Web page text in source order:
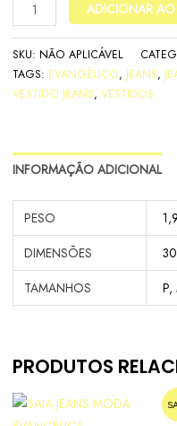
ADICIONAR
SKU: NÃO APLICÁVEL
TAGS: EVANGÉLICO, JEANS,
VESTIDO JEANS, VESTIDOS
INFORMAÇÃO ADICIONAL
PESO
DIMENSÕES
TAMANHOS
P,
PRODUTOS